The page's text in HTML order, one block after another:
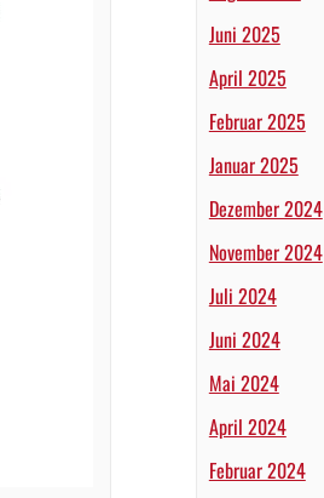
Juni 2025
April 2025
Februar 2025
Januar 2025
Dezember 2024
November 2024
Juli 2024
Juni 2024
Mai 2024
April 2024
Februar 2024